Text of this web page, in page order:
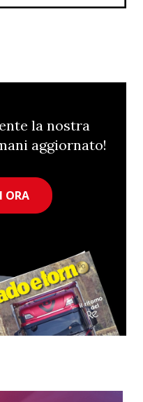
la nostra
aggiornato!
ORA